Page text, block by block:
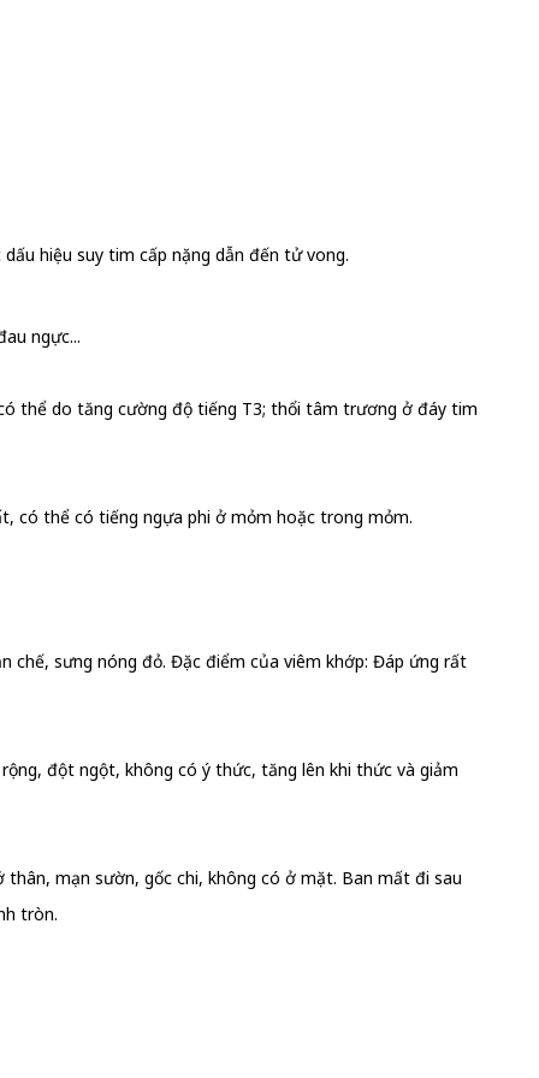
hiệu suy tim cấp nặng dẫn đến tử vong.
ngực...
thể do tăng cường độ tiếng T3; thổi tâm trương ở đáy tim
có thể có tiếng ngựa phi ở mỏm hoặc trong mỏm.
chế, sưng nóng đỏ. Đặc điểm của viêm khớp: Đáp ứng rất
đột ngột, không có ý thức, tăng lên khi thức và giảm
thân, mạn sườn, gốc chi, không có ở mặt. Ban mất đi sau
tròn.